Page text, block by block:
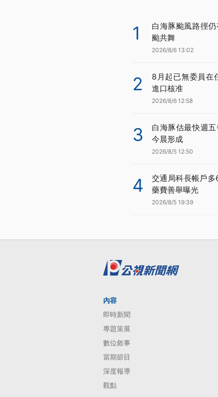
1
白海豚颱風路徑
颱共舞
2026/8/6 13:02
2
8月起已無委員在
進口核准
2026/8/6 12:58
3
白海豚估最快週
今晨形成
2026/8/5 12:50
4
交通局科長帳戶
藥費善舉曝光
2026/8/5 19:39
內容
即時新聞
專題策展
數位敘事
當期節目
深度報導
觀點